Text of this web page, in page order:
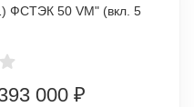
ФСТЭК 50 VM" (вкл. 5
000 ₽